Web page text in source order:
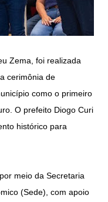
Zema, foi realizada
cerimônia de
como o primeiro
O prefeito Diogo Curi
histórico para
meio da Secretaria
(Sede), com apoio